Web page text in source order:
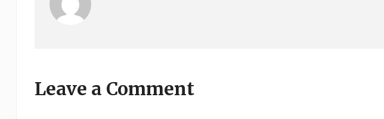
Leave a Comment